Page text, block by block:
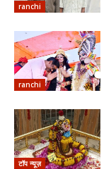
ranchi
ranchi
टॉप न्यूज़